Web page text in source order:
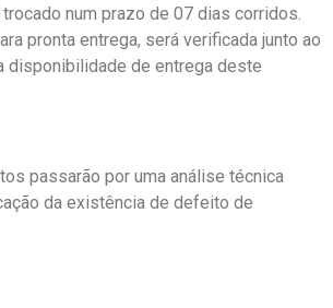
num prazo de 07 dias corridos.
pronta entrega, será verificada junto ao
disponibilidade de entrega deste
passarão por uma análise técnica
da existência de defeito de